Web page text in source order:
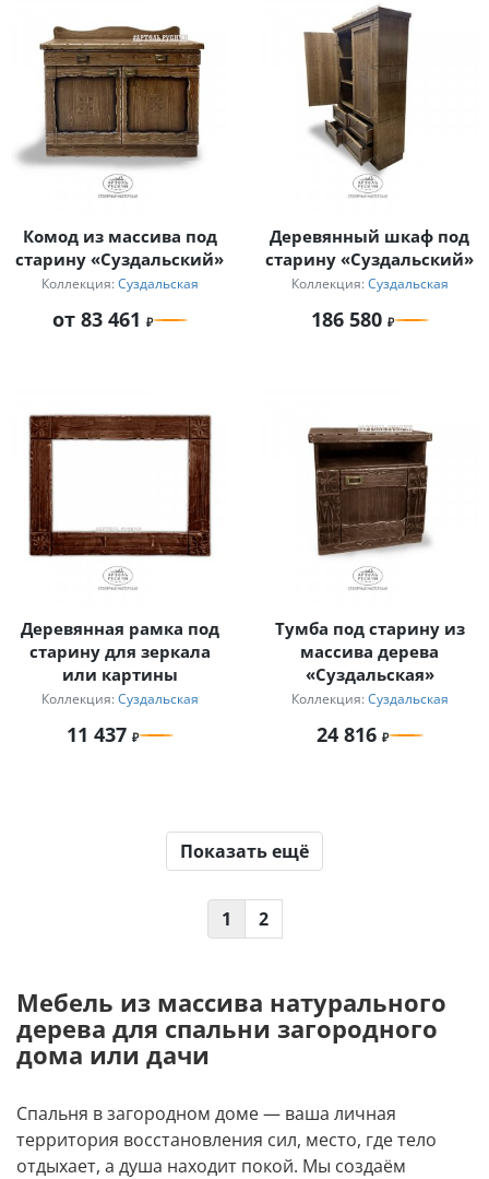
Комод из массива под
старину «Суздальский»
Коллекция: Суздальская
от 83 461
Деревянный шкаф под
старину «Суздальский»
Коллекция: Суздальская
186 580
Деревянная рамка под
старину для зеркала
или картины
Коллекция: Суздальская
11 437
Тумба под старину из
массива дерева
«Суздальская»
Коллекция: Суздальская
24 816
Показать ещё
1 2
Мебель из массива натурального
дерева для спальни загородного
дома или дачи
Спальня в загородном доме — ваша личная
территория восстановления сил, место, где тело
отдыхает, а душа находит покой. Мы создаём